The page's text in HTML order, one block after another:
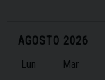
AGOSTO 2026
Lun Mar